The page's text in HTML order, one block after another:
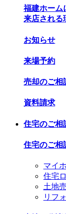
福建ホーム
来店される
お知らせ
来場予約
売却のご相
資料請求
住宅のご相
住宅のご相
マイ
住宅
土地
リフ